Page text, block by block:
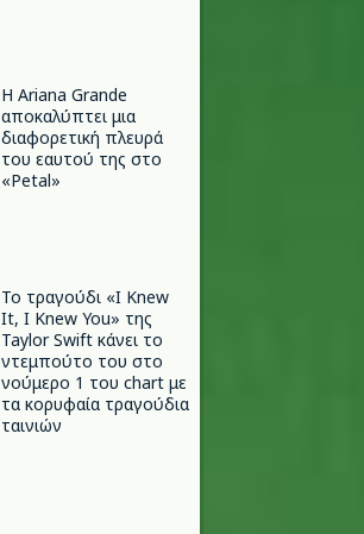
Η Ariana Grande
αποκαλύπτει μια
διαφορετική πλευρά
του εαυτού της στο
«Petal»
Το τραγούδι «I Knew
It, I Knew You» της
Taylor Swift κάνει το
ντεμπούτο του στο
νούμερο 1 του chart με
τα κορυφαία τραγούδια
ταινιών